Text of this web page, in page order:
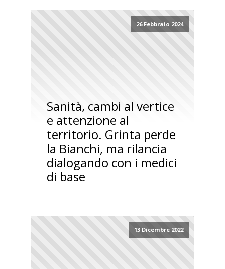
26 Febbraio 2024
Sanità, cambi al vertice
e attenzione al
territorio. Grinta perde
la Bianchi, ma rilancia
dialogando con i medici
di base
13 Dicembre 2022